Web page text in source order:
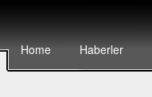
Home Haberler